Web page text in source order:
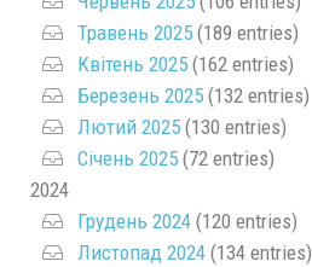
Травень 2025 (189 entries)
Квітень 2025 (162 entries)
Березень 2025 (132 entries)
Лютий 2025 (130 entries)
Січень 2025 (72 entries)
2024
Грудень 2024 (120 entries)
Листопад 2024 (134 entries)